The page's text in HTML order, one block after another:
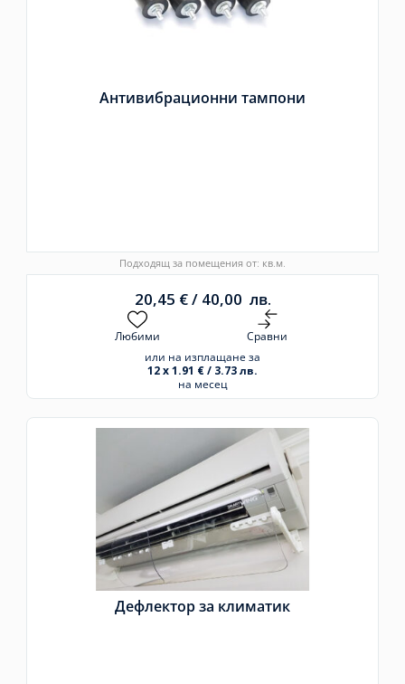
Антивибрационни тампони
Подходящ за помещения от: кв.м.
20,45 €/ 40,00 лв.
Любими
Сравни
или на изплащане за
12 x 1.91 € / 3.73 лв.
на месец
Дефлектор за климатик